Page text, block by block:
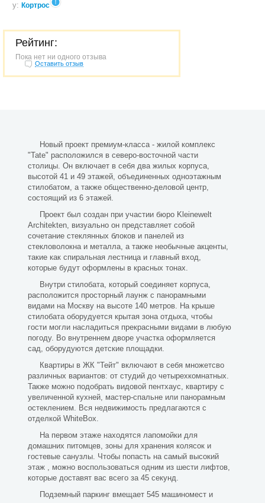
у: Кортрос
Рейтинг:
Пока нет ни одного отзыва
Оставить отзыв
Новый проект премиум-класса - жилой комплекс
"Tate" расположился в северо-восточной части
столицы. Он включает в себя два жилых корпуса,
высотой 41 и 49 этажей, объединенных одноэтажным
стилобатом, а также общественно-деловой центр,
состоящий из 6 этажей.
Проект был создан при участии бюро Kleinewelt
Architekten, визуально он представляет собой
сочетание стеклянных блоков и панелей из
стекловолокна и металла, а также необычные акценты,
такие как спиральная лестница и главный вход,
которые будут оформлены в красных тонах.
Внутри стилобата, который соединяет корпуса,
расположится просторный лаунж с панорамными
видами на Москву на высоте 140 метров. На крыше
стилобата оборудуется крытая зона отдыха, чтобы
гости могли насладиться прекрасными видами в любую
погоду. Во внутреннем дворе участка оформляется
сад, оборудуются детские площадки.
Квартиры в ЖК "Тейт" включают в себя множетсво
различных вариантов: от студий до четырехкомнатных.
Также можно подобрать видовой пентхаус, квартиру с
увеличенной кухней, мастер-спальне или панорамным
остеклением. Вся недвижимость предлагаются с
отделкой WhiteBox.
На первом этаже находятся лапомойки для
домашних питомцев, зоны для хранения колясок и
гостевые санузлы. Чтобы попасть на самый высокий
этаж , можно воспользоваться одним из шести лифтов,
которые доставят вас всего за 45 секунд.
Подземный паркинг вмещает 545 машиномест и